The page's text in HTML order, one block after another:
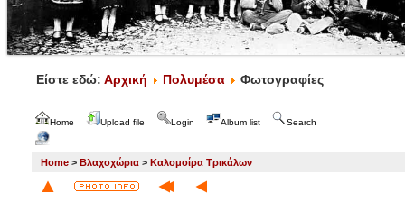
Είστε εδώ: Αρχική Πολυμέσα Φωτογραφίες
Home Upload file Login Album list Search
Home > Βλαχοχώρια > Καλομοίρα Τρικάλων